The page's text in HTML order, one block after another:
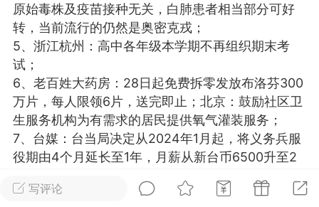
妍
美业357 卡卡一针轻
熊
26 23:30
电脑端 新品推荐
闪充小白罐
本/双效闪充，养出紧致小白脸！一、项
充小白罐 = 闪充大白肌（仪器）× 草本
产品）×极光嫩肤啫喱（产品）这是一套
护...写评论
原始毒株及疫苗接种无关，白肺患者相当部分可好
转，当前流行的仍然是奥密克戎；
5、浙江杭州：高中各年级本学期不再组织期末考
试；
6、老百姓大药房：28日起免费拆零发放布洛芬300
万片，每人限领6片，送完即止；北京：鼓励社区卫
生服务机构为有需求的居民提供氧气灌装服务；
7、台媒：台当局决定从2024年1月起，将义务兵服
役期由4个月延长至1年，月薪从新台币6500升至2
蔡英文在记者会宣布延长义务役，视频截图